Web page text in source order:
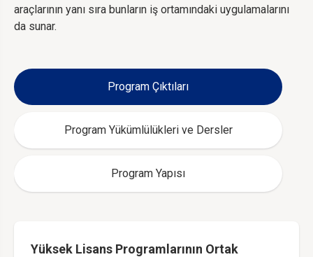
araçlarının yanı sıra bunların iş ortamındaki uygulamalarını
da sunar.
Program Çıktıları
Program Yükümlülükleri ve Dersler
Program Yapısı
Yüksek Lisans Programlarının Ortak